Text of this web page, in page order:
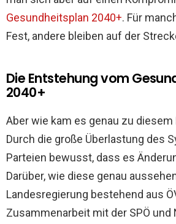
Gesundheitsplan 2040+. Für
Fest, andere bleiben auf der
Die Entstehung vom
2040+
Aber wie kam es genau zu diesem
Durch die große Überlastung des
Parteien bewusst, dass es
Darüber, wie diese genau
Landesregierung bestehend aus
Zusammenarbeit mit der SPÖ und